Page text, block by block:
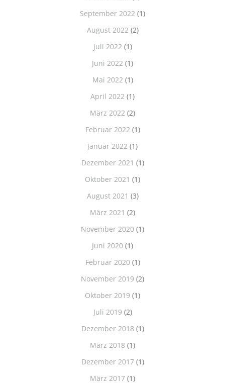
September 2022 (1)
August 2022 (2)
Juli 2022 (1)
Juni 2022 (1)
Mai 2022 (1)
April 2022 (1)
März 2022 (2)
Februar 2022 (1)
Januar 2022 (1)
Dezember 2021 (1)
Oktober 2021 (1)
August 2021 (3)
März 2021 (2)
November 2020 (1)
Juni 2020 (1)
Februar 2020(1)
November 2019 (2)
Oktober 2019 (1)
Juli 2019 (2)
Dezember 2018 (1)
März 2018 (1)
Dezember 2017(1)
März 2017 (1)